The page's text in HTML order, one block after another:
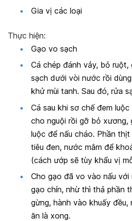
Gia vị các loại
Thực hiện:
Gạo vo sạch
Cá chép đánh vảy, bỏ ruột,
sạch dưới vòi nước rồi
khử mùi tanh. Sau đó, rửa
Cá sau khi sơ chế đem
cho nguội rồi gỡ bỏ xương,
luộc để nấu cháo. Phần
tiêu đen, nước mắm để
(cách ướp sẽ tùy khẩu vị
Cho gạo đã vo vào nấu
gạo chín, nhừ thì thả phần
gừng, hành vào khuấy đều,
ăn là xong.